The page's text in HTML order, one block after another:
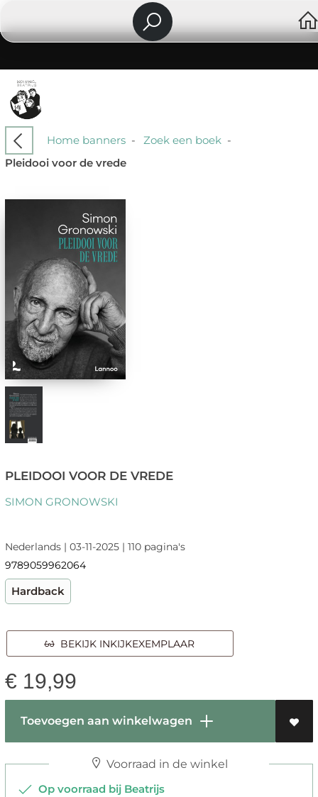
Home banners- Zoek een boek-
Pleidooi voor de vrede
PLEIDOOI VOOR DE VREDE
SIMON GRONOWSKI
Nederlands | 03-11-2025 | 110 pagina's
9789059962064
Hardback
BEKIJK INKIJKEXEMPLAAR
€ 19,99
Toevoegen aan winkelwagen
Voorraad in de winkel
Op voorraad bij Beatrijs